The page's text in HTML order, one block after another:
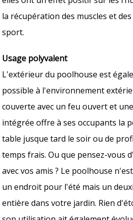
la récupération des muscles et
sport.
Usage polyvalent
L'extérieur du poolhouse est
possible à l'environnement
couverte avec un feu ouvert et
intégrée offre à ses occupants la
table jusque tard le soir ou de
temps frais. Ou que pensez-vous
avec vos amis ? Le poolhouse
un endroit pour l'été mais un
entière dans votre jardin. Rien